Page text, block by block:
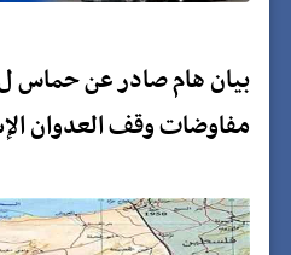
بيان هام صادر عن حماس
مفاوضات وقف العدوان